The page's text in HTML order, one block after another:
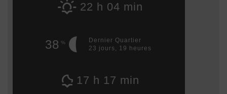
22 h 04 min
38 %
Dernier Quartier
23 jours, 19 heures
17 h 17 min